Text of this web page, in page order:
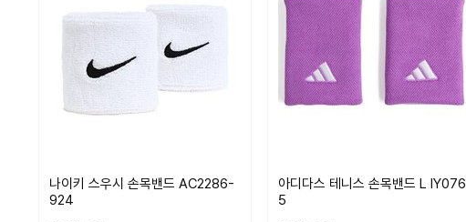
나이키 스우시 손목밴드 AC2286-
924
아디다스 테니스 손목밴드 L IY076
5